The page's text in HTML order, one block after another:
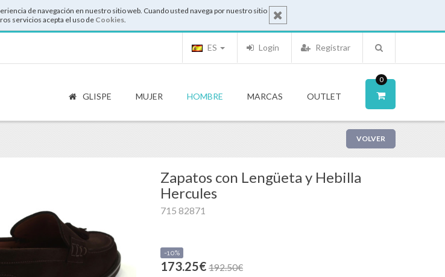
de navegación en nuestro sitio web. Cuando usted navega por nuestro sitio
servicios acepta el uso deCookies.
Registrar
Login
ES
0
GLISPE MUJER HOMBRE MARCAS OUTLET
VOLVER
Zapatos con Lengüeta y Hebilla
Hercules
715 82871
-10%
173.25€ 192.50€